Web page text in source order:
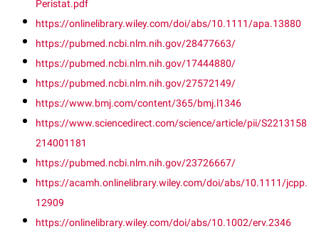
Peristat.pdf
https://onlinelibrary.wiley.com/doi/abs/10.1111/apa.13880
https://pubmed.ncbi.nlm.nih.gov/28477663/
https://pubmed.ncbi.nlm.nih.gov/17444880/
https://pubmed.ncbi.nlm.nih.gov/27572149/
https://www.bmj.com/content/365/bmj.l1346
https://www.sciencedirect.com/science/article/pii/S2213158
214001181
https://pubmed.ncbi.nlm.nih.gov/23726667/
https://acamh.onlinelibrary.wiley.com/doi/abs/10.1111/jcpp.
12909
https://onlinelibrary.wiley.com/doi/abs/10.1002/erv.2346